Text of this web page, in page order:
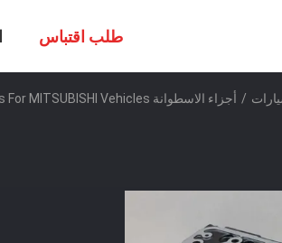
طلب اقتباس
/ أجزاء الاسطوانة 4D32 Long Life OEM Car Engine Parts For MITSUBISHI Vehicles